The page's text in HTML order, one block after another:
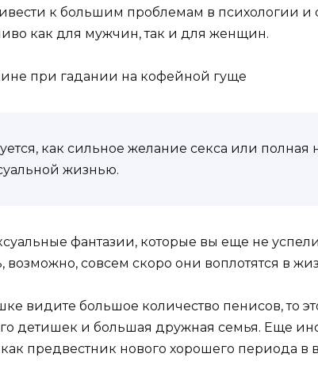
к большим проблемам в психологии и
как для мужчин, так и для женщин.
при гадании на кофейной гуще
как сильное желание секса или полная
жизнью.
фантазии, которые вы еще не
возможно, совсем скоро они воплотятся в
видите большое количество пенисов, то
детишек и большая дружная семья. Еще
как предвестник нового хорошего периода